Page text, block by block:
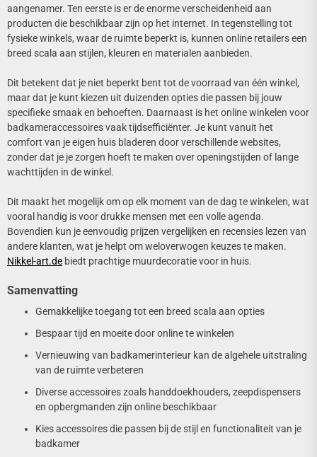
aangenamer. Ten eerste is er de enorme verscheidenheid aan
producten die beschikbaar zijn op het internet. In tegenstelling tot
fysieke winkels, waar de ruimte beperkt is, kunnen online retailers een
breed scala aan stijlen, kleuren en materialen aanbieden.
Dit betekent dat je niet beperkt bent tot de voorraad van één winkel,
maar dat je kunt kiezen uit duizenden opties die passen bij jouw
specifieke smaak en behoeften. Daarnaast is het online winkelen voor
badkameraccessoires vaak tijdsefficiënter. Je kunt vanuit het
comfort van je eigen huis bladeren door verschillende websites,
zonder dat je je zorgen hoeft te maken over openingstijden of lange
wachttijden in de winkel.
Dit maakt het mogelijk om op elk moment van de dag te winkelen, wat
vooral handig is voor drukke mensen met een volle agenda.
Bovendien kun je eenvoudig prijzen vergelijken en recensies lezen van
andere klanten, wat je helpt om weloverwogen keuzes te maken.
Nikkel-art.de biedt prachtige muurdecoratie voor in huis.
Samenvatting
Gemakkelijke toegang tot een breed scala aan opties
Bespaar tijd en moeite door online te winkelen
Vernieuwing van badkamerinterieur kan de algehele uitstraling
van de ruimte verbeteren
Diverse accessoires zoals handdoekhouders, zeepdispensers
en opbergmanden zijn online beschikbaar
Kies accessoires die passen bij de stijl en functionaliteit van je
badkamer